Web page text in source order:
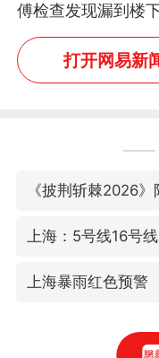
傅检查发现漏到楼
风口未延伸到外墙
打开网易新
上
上海暴雨红色预警